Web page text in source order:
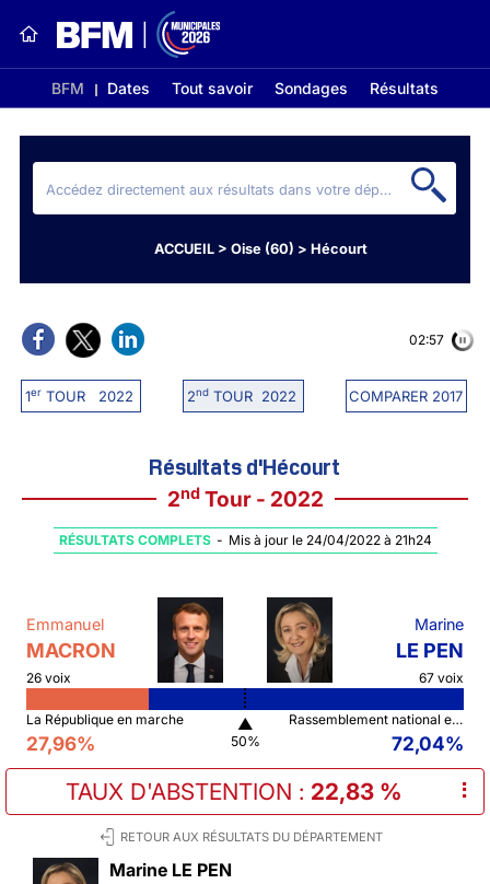
BFM Dates Tout savoir Sondages Résultats
ACCUEIL> Oise (60) > Hécourt
1erTOUR 2022 2ndTOUR 2022 COMPARER 2017
02:56
Résultats d'Hécourt
2ndTour - 2022
RÉSULTATS COMPLETS - Mis à jour le 24/04/2022 à 21h24
Emmanuel
MACRON
26 voix
Marine
LE PEN
67 voix
La République en marche
27,96%
▲
50%
Rassemblement national et ses alliés
72,04%
TAUX D'ABSTENTION : 22,83 % ⠇
RETOUR AUX RÉSULTATS DU DÉPARTEMENT
Marine LE PEN